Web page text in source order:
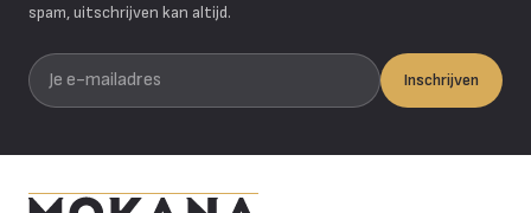
spam, uitschrijven kan altijd.
Je e-mailadres
Inschrijven